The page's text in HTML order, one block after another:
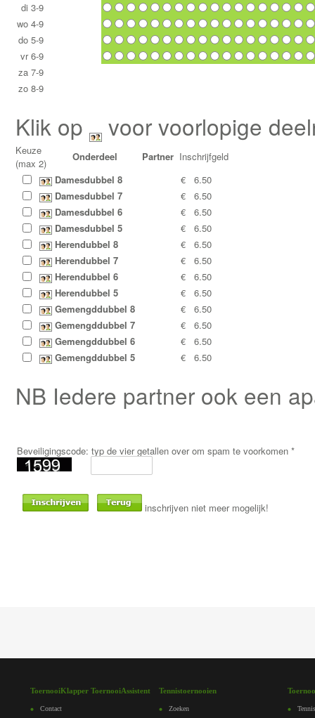
di 3-9
wo 4-9
do 5-9
vr 6-9
za 7-9
zo 8-9
Klik op voor voorlopige
Keuze
(max 2)
Onderdeel Partner Inschrijfgeld
Damesdubbel 8
€
6.50
Damesdubbel 7
€
6.50
Damesdubbel 6
€
6.50
Damesdubbel 5
€
6.50
Herendubbel 8
€
6.50
Herendubbel 7
€
6.50
Herendubbel 6
€
6.50
Herendubbel 5
€
6.50
Gemengddubbel 8
€
6.50
Gemengddubbel 7
€
6.50
Gemengddubbel 6
€
6.50
Gemengddubbel 5
€ 6.50
NB Iedere partner ook een
Beveiligingscode: typ de vier getallen over om spam te voorkomen *
inschrijven niet meer mogelijk!
ToernooiKlapper ToernooiAssistent
Contact
Tennistoernooien
Zoeken